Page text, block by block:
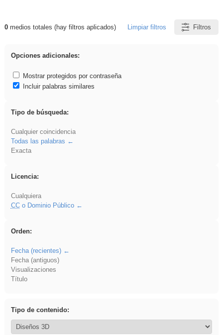
Resultados de: venganza
0medios totales (hay filtros aplicados) Limpiar filtros Filtros
Opciones adicionales:
Mostrar protegidos por contraseña
Incluir palabras similares
Tipo de búsqueda:
Cualquier coincidencia
Todas las palabras
Exacta
Licencia:
Cualquiera
CCo Dominio Público
Orden:
Fecha (recientes)
Fecha (antiguos)
Visualizaciones
Título
Tipo de contenido: